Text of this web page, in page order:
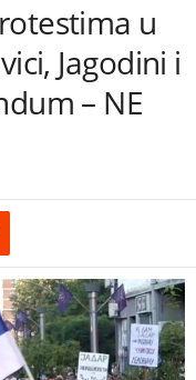
u
Jagodini i
– NE